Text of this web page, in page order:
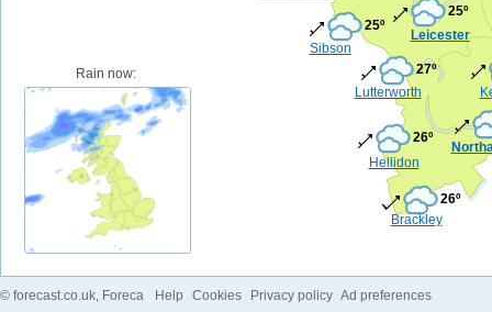
Leicester
25º
Brackley
26º
Lutterworth
27º
Sibson
25º
Hellidon
26º
Rain now:
© forecast.co.uk , Foreca Help Cookies Privacy policy Ad preferences